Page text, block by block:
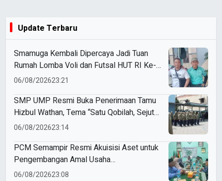
Update Terbaru
Smamuga Kembali Dipercaya Jadi Tuan
Rumah Lomba Voli dan Futsal HUT RI Ke-
81 Kecamatan Tulangan
06/08/202623:21
SMP UMP Resmi Buka Penerimaan Tamu
Hizbul Wathan, Tema “Satu Qobilah, Sejuta
Cerita” Curi Perhatian
06/08/202623:14
PCM Semampir Resmi Akuisisi Aset untuk
Pengembangan Amal Usaha
Muhammadiyah
06/08/202623:08